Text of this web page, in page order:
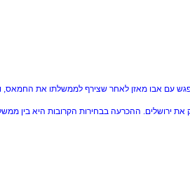
עם אבו מאזן לאחר שצירף לממשלתו את
את ירושלים. ההכרעה בבחירות הקרובות היא בין